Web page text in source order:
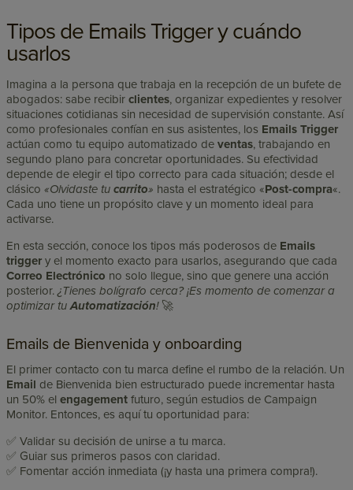
Tipos de Emails Trigger y cuándo
usarlos
Imagina a la persona que trabaja en la recepción de un bufete de
abogados: sabe recibirclientes, organizar expedientes y resolver
situaciones cotidianas sin necesidad de supervisión constante. Así
como profesionales confían en sus asistentes, los Emails Trigger
actúan como tu equipo automatizado deventas, trabajando en
segundo plano para concretar oportunidades. Su efectividad
depende de elegir el tipo correcto para cada situación; desde el
clásico«Olvidaste tucarrito» hasta el estratégico «Post-compra«.
Cada uno tiene un propósito clave y un momento ideal para
activarse.
En esta sección, conoce los tipos más poderosos de Emails
trigger y el momento exacto para usarlos, asegurando que cada
Correo Electrónico no solo llegue, sino que genere una acción
posterior.¿Tienes bolígrafo cerca? ¡Es momento de comenzar a
optimizar tuAutomatización!🚀
Emails de Bienvenida y onboarding
El primer contacto con tu marca define el rumbo de la relación. Un
Email de Bienvenida bien estructurado puede incrementar hasta
un 50% elengagement futuro, según estudios de Campaign
Monitor. Entonces, es aquí tu oportunidad para:
✅ Validar su decisión de unirse a tu marca.
✅ Guiar sus primeros pasos con claridad.
✅ Fomentar acción inmediata (¡y hasta una primera compra!).